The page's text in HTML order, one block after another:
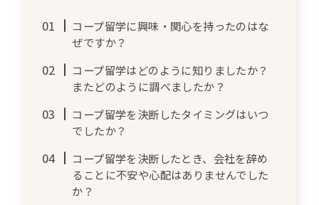
コープ留学に興味・関心を持ったのはな
ぜですか？
コープ留学はどのように知りましたか？
またどのように調べましたか？
コープ留学を決断したタイミングはいつ
でしたか？
コープ留学を決断したとき、会社を辞め
ることに不安や心配はありませんでした
か？